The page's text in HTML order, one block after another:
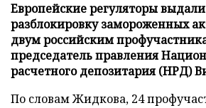
Европейские регуляторы
разблокировку замороженных
двум российским
председатель правления
расчетного депозитария (НРД)
По словам Жидкова, 24